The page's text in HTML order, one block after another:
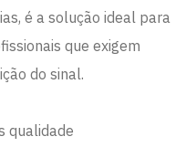
é a solução ideal para
que exigem
do sinal.
qualidade